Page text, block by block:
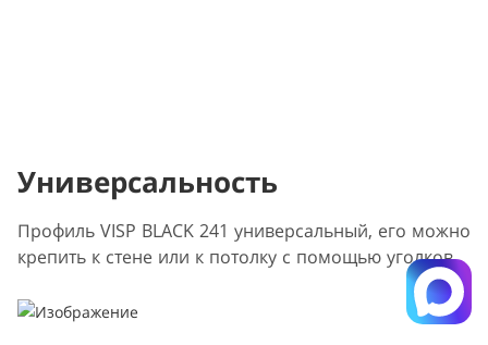
Универсальность
Профиль VISP BLACK 241 универсальный, его можно
крепить к стене или к потолку с помощью уголков.